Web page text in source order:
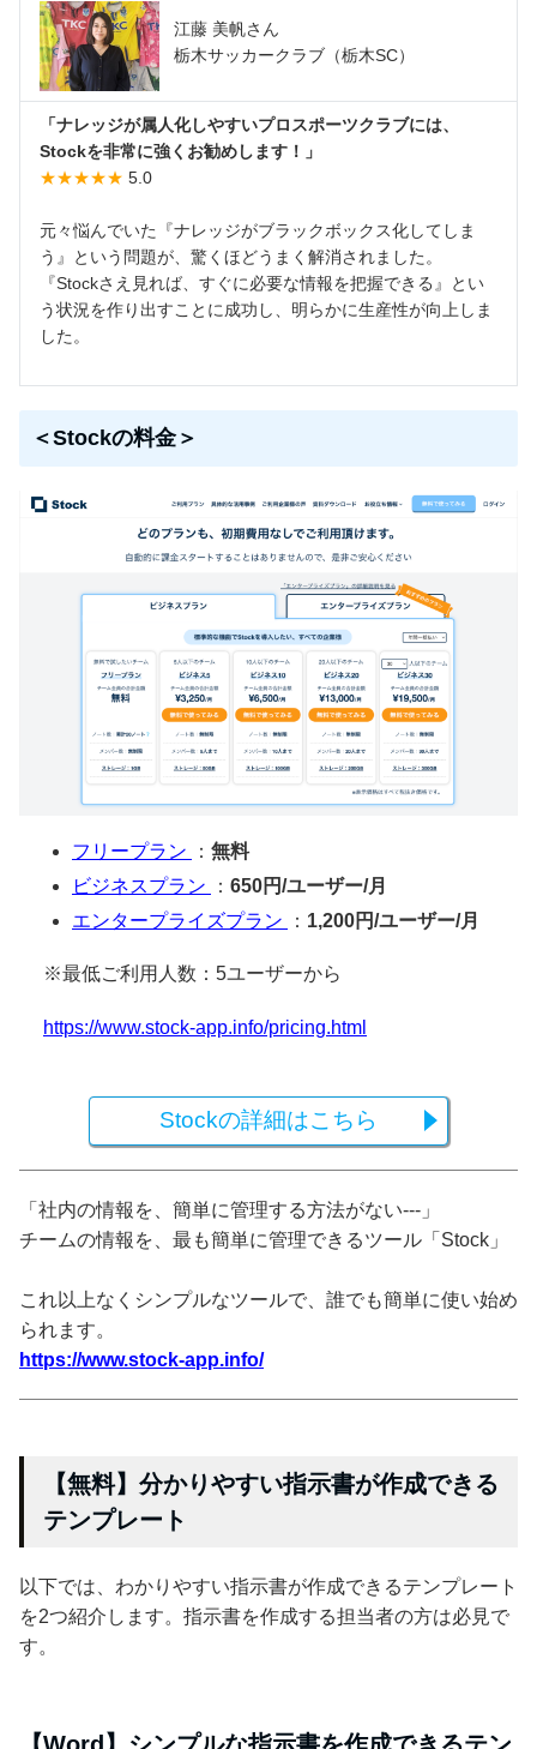
江藤 美帆さん
栃木サッカークラブ（栃木SC）
「ナレッジが属人化しやすいプロスポーツクラブには、
Stockを非常に強くお勧めします！」
★★★★★ 5.0
元々悩んでいた『ナレッジがブラックボックス化してしま
う』という問題が、驚くほどうまく解消されました。
『Stockさえ見れば、すぐに必要な情報を把握できる』とい
う状況を作り出すことに成功し、明らかに生産性が向上しま
した。
＜Stockの料金＞
フリープラン ： 無料
ビジネスプラン
： 650円/ユーザー/月
エンタープライズプラン
： 1,200円/ユーザー/月
※最低ご利用人数：5ユーザーから
https://www.stock-app.info/pricing.html
Stockの詳細はこちら
「社内の情報を、簡単に管理する方法がない---」
チームの情報を、最も簡単に管理できるツール「Stock」
これ以上なくシンプルなツールで、誰でも簡単に使い始め
られます。
https://www.stock-app.info/
【無料】分かりやすい指示書が作成できる
テンプレート
以下では、わかりやすい指示書が作成できるテンプレート
を2つ紹介します。指示書を作成する担当者の方は必見で
す。